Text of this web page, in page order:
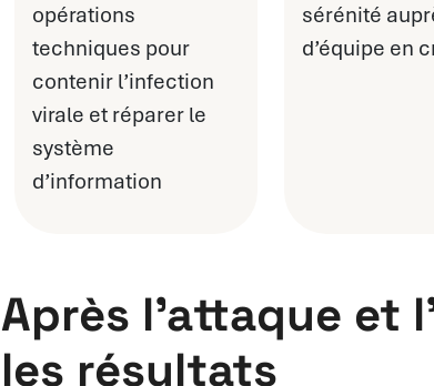
opérations
techniques pour
contenir l’infection
virale et réparer le
système
d’information
sérénité
d’équipe en
Après l’attaque et
les résultats